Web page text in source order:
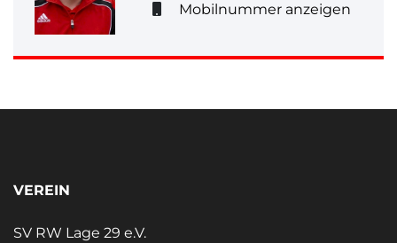
Mobilnummer anzeigen
VEREIN
SV RW Lage 29 e.V.